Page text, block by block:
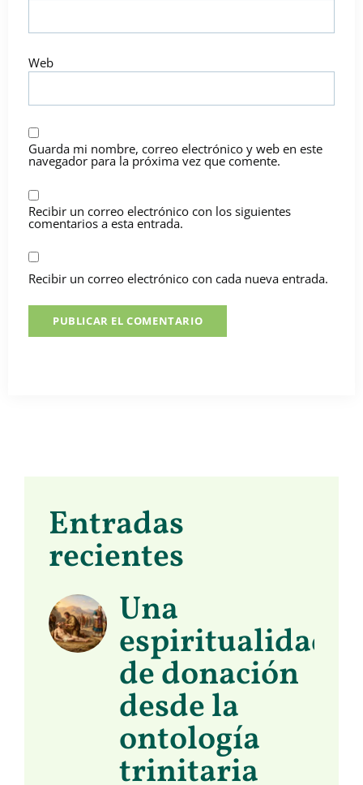
Web
Guarda mi nombre, correo electrónico y web en este
navegador para la próxima vez que comente.
Recibir un correo electrónico con los siguientes
comentarios a esta entrada.
Recibir un correo electrónico con cada nueva entrada.
Entradas
recientes
Una
espiritualidad
de donación
desde la
ontología
trinitaria